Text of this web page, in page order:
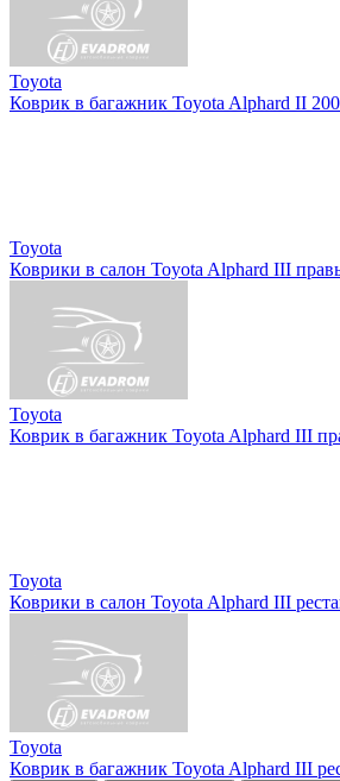
Toyota
Коврик в багажник Toyota Alphard II
Toyota
Коврики в салон Toyota Alphard III
Toyota
Коврик в багажник Toyota Alphard III
Toyota
Коврики в салон Toyota Alphard III
Toyota
Коврик в багажник Toyota Alphard III